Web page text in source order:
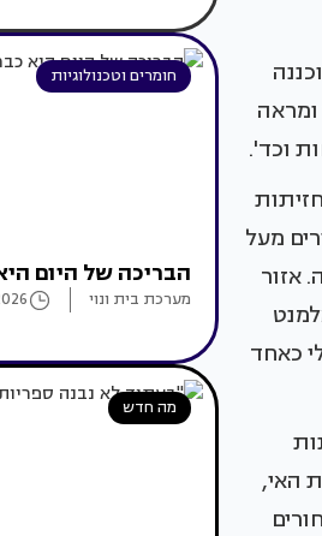
ומראה
וכד'.
מעל
אזור
כאחד
האי,
חומרים וטכנולוגיות
הבריכה של היום
מערכת בית ונוי
מה חדש